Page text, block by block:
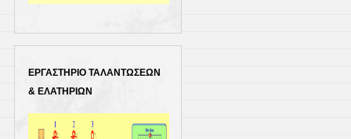
ΕΡΓΑΣΤΗΡΙΟ ΤΑΛΑΝΤΩΣΕΩΝ
& ΕΛΑΤΗΡΙΩΝ